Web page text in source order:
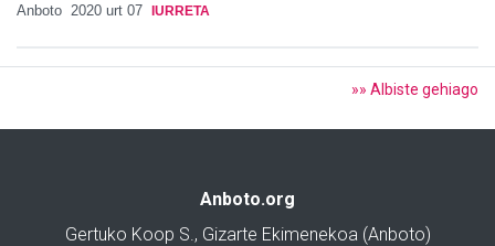
Anboto 2020 urt 07 IURRETA
»» Albiste gehiago
Anboto.org
Gertuko Koop S., Gizarte Ekimenekoa (Anboto)